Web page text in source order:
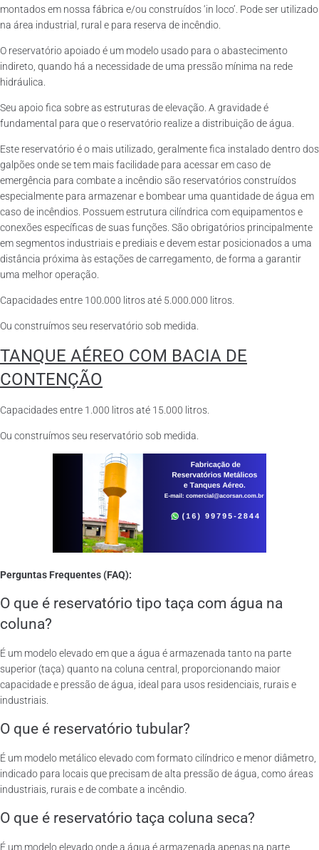
montados em nossa fábrica e/ou construídos ‘in loco’. Pode ser utilizado
na área industrial, rural e para reserva de incêndio.
O reservatório apoiado é um modelo usado para o abastecimento
indireto, quando há a necessidade de uma pressão mínima na rede
hidráulica.
Seu apoio fica sobre as estruturas de elevação. A gravidade é
fundamental para que o reservatório realize a distribuição de água.
Este reservatório é o mais utilizado, geralmente fica instalado dentro dos
galpões onde se tem mais facilidade para acessar em caso de
emergência para combate a incêndio são reservatórios construídos
especialmente para armazenar e bombear uma quantidade de água em
caso de incêndios. Possuem estrutura cilíndrica com equipamentos e
conexões específicas de suas funções. São obrigatórios principalmente
em segmentos industriais e prediais e devem estar posicionados a uma
distância próxima às estações de carregamento, de forma a garantir
uma melhor operação.
Capacidades entre 100.000 litros até 5.000.000 litros.
Ou construímos seu reservatório sob medida.
TANQUE AÉREO COM BACIA DE
CONTENÇÃO
Capacidades entre 1.000 litros até 15.000 litros.
Ou construímos seu reservatório sob medida.
Perguntas Frequentes (FAQ):
O que é reservatório tipo taça com água na
coluna?
É um modelo elevado em que a água é armazenada tanto na parte
superior (taça) quanto na coluna central, proporcionando maior
capacidade e pressão de água, ideal para usos residenciais, rurais e
industriais.
O que é reservatório tubular?
É um modelo metálico elevado com formato cilíndrico e menor diâmetro,
indicado para locais que precisam de alta pressão de água, como áreas
industriais, rurais e de combate a incêndio.
O que é reservatório taça coluna seca?
É um modelo elevado onde a água é armazenada apenas na parte